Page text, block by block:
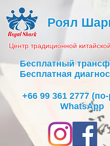
Роял
Центр традиционной
Бесплатный
Бесплатная
+66 99 361 2777
WhatsApp